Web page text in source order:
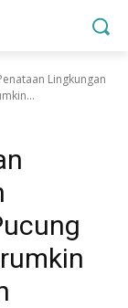
Lingkungan